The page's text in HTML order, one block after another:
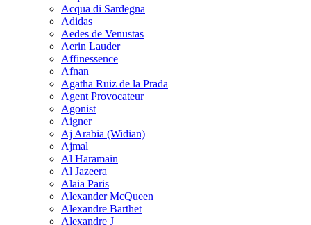
Acqua di Sardegna
Adidas
Aedes de Venustas
Aerin Lauder
Affinessence
Afnan
Agatha Ruiz de la Prada
Agent Provocateur
Agonist
Aigner
Aj Arabia (Widian)
Ajmal
Al Haramain
Al Jazeera
Alaia Paris
Alexander McQueen
Alexandre Barthet
Alexandre J